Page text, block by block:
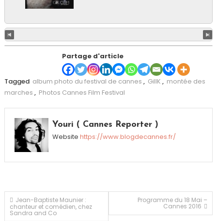
Partage d'article
Tagged album photo du festival de cannes , GillK , montée des
marches , Photos Cannes Film Festival
Youri ( Cannes Reporter )
Website https://www.blogdecannes.fr/
Navigation
Jean-Baptiste Maunier :
chanteur et comédien, chez
Sandra and Co
Programme du 18 Mai –
Cannes 2016